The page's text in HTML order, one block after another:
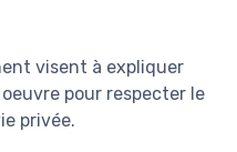
visent à expliquer
pour respecter le
privée.